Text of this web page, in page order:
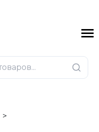
>